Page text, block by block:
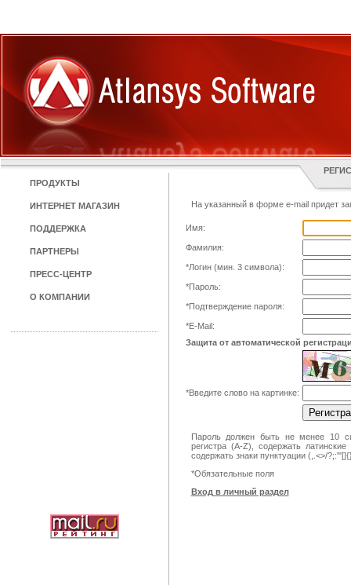
ПРОДУКТЫ
ИНТЕРНЕТ МАГАЗИН
ПОДДЕРЖКА
ПАРТНЕРЫ
ПРЕСС-ЦЕНТР
О КОМПАНИИ
На указанный в форме e-mail придет
Имя:
Фамилия:
*Логин (мин. 3 символа):
*Пароль:
*Подтверждение пароля:
*E-Mail:
Защита от автоматической
*Введите слово на картинке:
Пароль должен быть не менее 10
регистра (A-Z), содержать
содержать знаки пунктуации (,.<>/
*Обязательные поля
Вход в личный раздел